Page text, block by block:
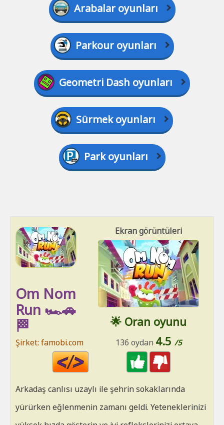
Arabalar oyunları
Parkour oyunları
Geometri Dash oyunları
Sürmek oyunları
Park oyunları
Ekran görüntüleri
🌟 Oran oyunu
136 oydan 4.5 /5
Om Nom
Run 🏎️🚗
🏁
Şirket: famobi.com
HTML
Arkadaş canlısı uzaylı ile şehrin sokaklarında
yürürken eğlenmenin zamanı geldi. Yeteneklerinizi